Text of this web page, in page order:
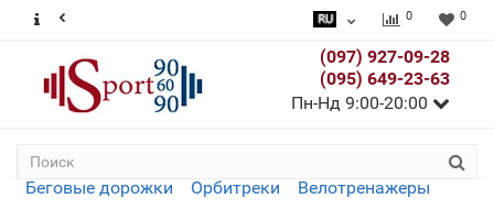
0 0
(097) 927-09-28
(095) 649-23-63
Пн-Нд 9:00-20:00
Беговые дорожки Орбитреки Велотренажеры